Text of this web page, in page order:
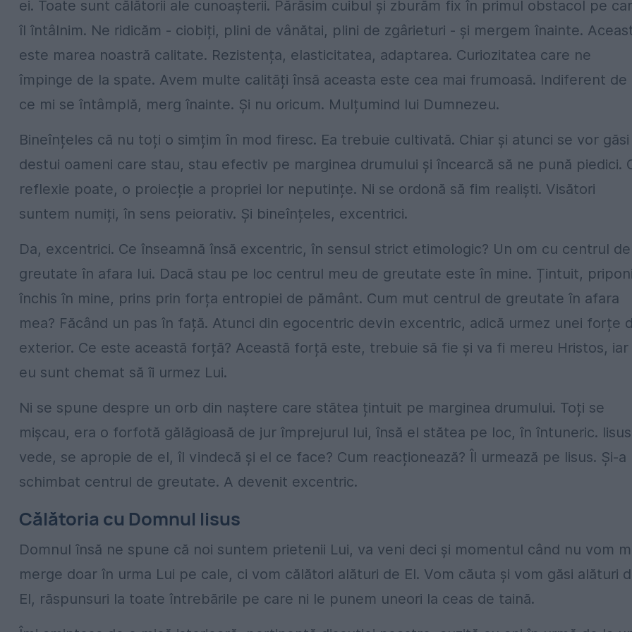
ei. Toate sunt călătorii ale cunoașterii. Părăsim cuibul și zburăm fix în primul obstacol pe
îl întâlnim. Ne ridicăm - ciobiți, plini de vânătai, plini de zgârieturi - și mergem înainte.
este marea noastră calitate. Rezistența, elasticitatea, adaptarea. Curiozitatea care ne
împinge de la spate. Avem multe calități însă aceasta este cea mai frumoasă. Indiferent de
ce mi se întâmplă, merg înainte. Și nu oricum. Mulțumind lui Dumnezeu.
Bineînțeles că nu toți o simțim în mod firesc. Ea trebuie cultivată. Chiar și atunci se vor găsi
destui oameni care stau, stau efectiv pe marginea drumului și încearcă să ne pună piedici.
reflexie poate, o proiecție a propriei lor neputințe. Ni se ordonă să fim realiști. Visători
suntem numiți, în sens peiorativ. Și bineînțeles, excentrici.
Da, excentrici. Ce înseamnă însă excentric, în sensul strict etimologic? Un om cu centrul de
greutate în afara lui. Dacă stau pe loc centrul meu de greutate este în mine. Țintuit,
închis în mine, prins prin forța entropiei de pământ. Cum mut centrul de greutate în afara
mea? Făcând un pas în față. Atunci din egocentric devin excentric, adică urmez unei forțe
exterior. Ce este această forță? Această forță este, trebuie să fie și va fi mereu Hristos, iar
eu sunt chemat să îi urmez Lui.
Ni se spune despre un orb din naștere care stătea țintuit pe marginea drumului. Toți se
mișcau, era o forfotă gălăgioasă de jur împrejurul lui, însă el stătea pe loc, în întuneric.
vede, se apropie de el, îl vindecă și el ce face? Cum reacționează? Îl urmează pe Iisus. Și-a
schimbat centrul de greutate. A devenit excentric.
Călătoria cu Domnul Iisus
Domnul însă ne spune că noi suntem prietenii Lui, va veni deci și momentul când nu vom
merge doar în urma Lui pe cale, ci vom călători alături de El. Vom căuta și vom găsi alături
El, răspunsuri la toate întrebările pe care ni le punem uneori la ceas de taină.